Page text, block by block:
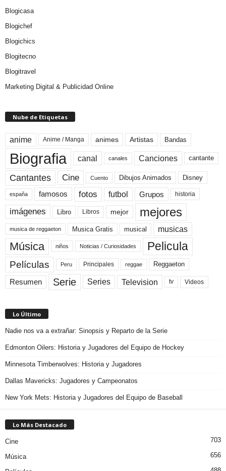
Blogicasa
Blogichef
Blogichics
Blogitecno
Blogitravel
Marketing Digital & Publicidad Online
Nube de Etiquetas
anime Anime / Manga animes Artistas Bandas
Biografia canal canales Canciones cantante
Cantantes Cine Cuento Dibujos Animados Disney
españa famosos fotos futbol Grupos historia
imágenes Libro Libros mejor mejores
musica de reggaeton Musica Gratis musical musicas
Música niños Noticias / Curiosidades Pelicula
Películas Peru Principales reggae Reggaeton
Resumen Serie Series Television tv Videos
Lo Último
Nadie nos va a extrañar: Sinopsis y Reparto de la Serie
Edmonton Oilers: Historia y Jugadores del Equipo de Hockey
Minnesota Timberwolves: Historia y Jugadores
Dallas Mavericks: Jugadores y Campeonatos
New York Mets: Historia y Jugadores del Equipo de Baseball
Lo Más Destacado
Cine 703
Música 656